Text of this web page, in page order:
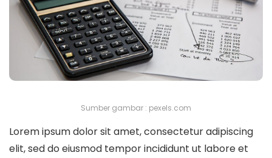
Sumber gambar : pexels.com
Lorem ipsum dolor sit amet, consectetur adipiscing
elit, sed do eiusmod tempor incididunt ut labore et